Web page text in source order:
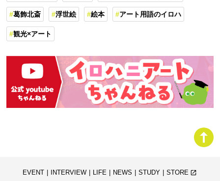
葛飾北斎 浮世絵 絵本 アート用語のイロハ
観光×アート
EVENT INTERVIEW LIFE NEWS STUDY STORE launch